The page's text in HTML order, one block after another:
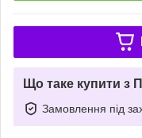
Що таке купити з
Замовлення під